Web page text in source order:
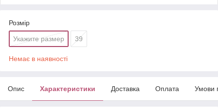
Розмір
Укажите размер 39
Немає в наявності
Опис Характеристики Доставка Оплата Умови